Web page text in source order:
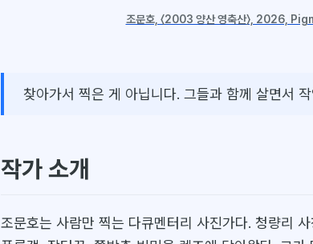
조문호, 〈2003 양산 영축산〉, 2026,
찾아가서 찍은 게 아닙니다. 그들과 함께 살면서
작가 소개
조문호는 사람만 찍는 다큐멘터리 사진가다. 청량리